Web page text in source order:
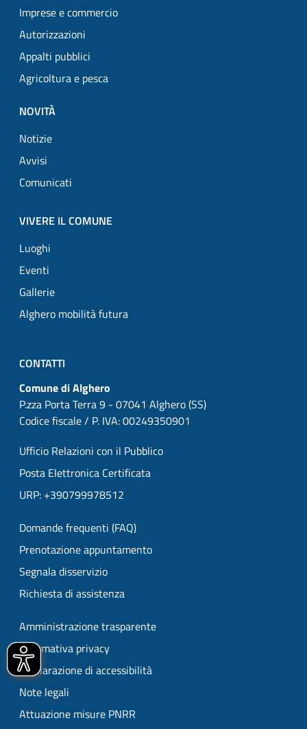
Imprese e commercio
Autorizzazioni
Appalti pubblici
Agricoltura e pesca
NOVITÀ
Notizie
Avvisi
Comunicati
VIVERE IL COMUNE
Luoghi
Eventi
Gallerie
Alghero mobilità futura
CONTATTI
Comune di Alghero
P.zza Porta Terra 9 - 07041 Alghero (SS)
Codice fiscale / P. IVA: 00249350901
Ufficio Relazioni con il Pubblico
Posta Elettronica Certificata
URP: +390799978512
Domande frequenti (FAQ)
Prenotazione appuntamento
Segnala disservizio
Richiesta di assistenza
Amministrazione trasparente
Informativa privacy
Dichiarazione di accessibilità
Note legali
Attuazione misure PNRR